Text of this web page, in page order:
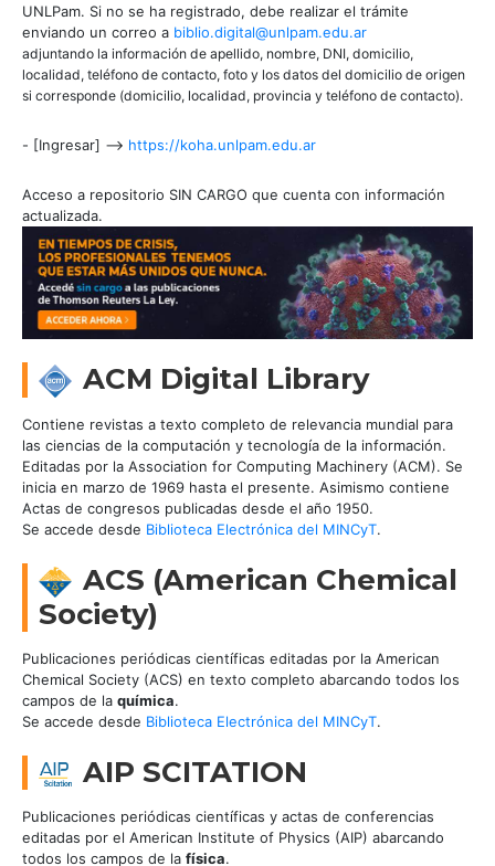
UNLPam. Si no se ha registrado, debe realizar el trámite
enviando un correo a biblio.digital@unlpam.edu.ar
adjuntando la información de apellido, nombre, DNI, domicilio,
localidad, teléfono de contacto, foto y los datos del domicilio de origen
si corresponde (domicilio, localidad, provincia y teléfono de contacto).
- [Ingresar] --> https://koha.unlpam.edu.ar
Acceso a repositorio SIN CARGO que cuenta con información
actualizada.
ACM Digital Library
Contiene revistas a texto completo de relevancia mundial para
las ciencias de la computación y tecnología de la información.
Editadas por la Association for Computing Machinery (ACM). Se
inicia en marzo de 1969 hasta el presente. Asimismo contiene
Actas de congresos publicadas desde el año 1950.
Se accede desde Biblioteca Electrónica del MINCyT.
ACS (American Chemical
Society)
Publicaciones periódicas científicas editadas por la American
Chemical Society (ACS) en texto completo abarcando todos los
campos de la química.
Se accede desde Biblioteca Electrónica del MINCyT.
AIP SCITATION
Publicaciones periódicas científicas y actas de conferencias
editadas por el American Institute of Physics (AIP) abarcando
todos los campos de la física.